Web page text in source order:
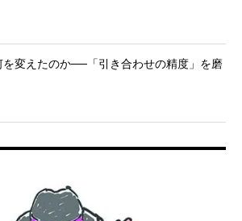
を変えたのか──「引き合わせの精度」を磨